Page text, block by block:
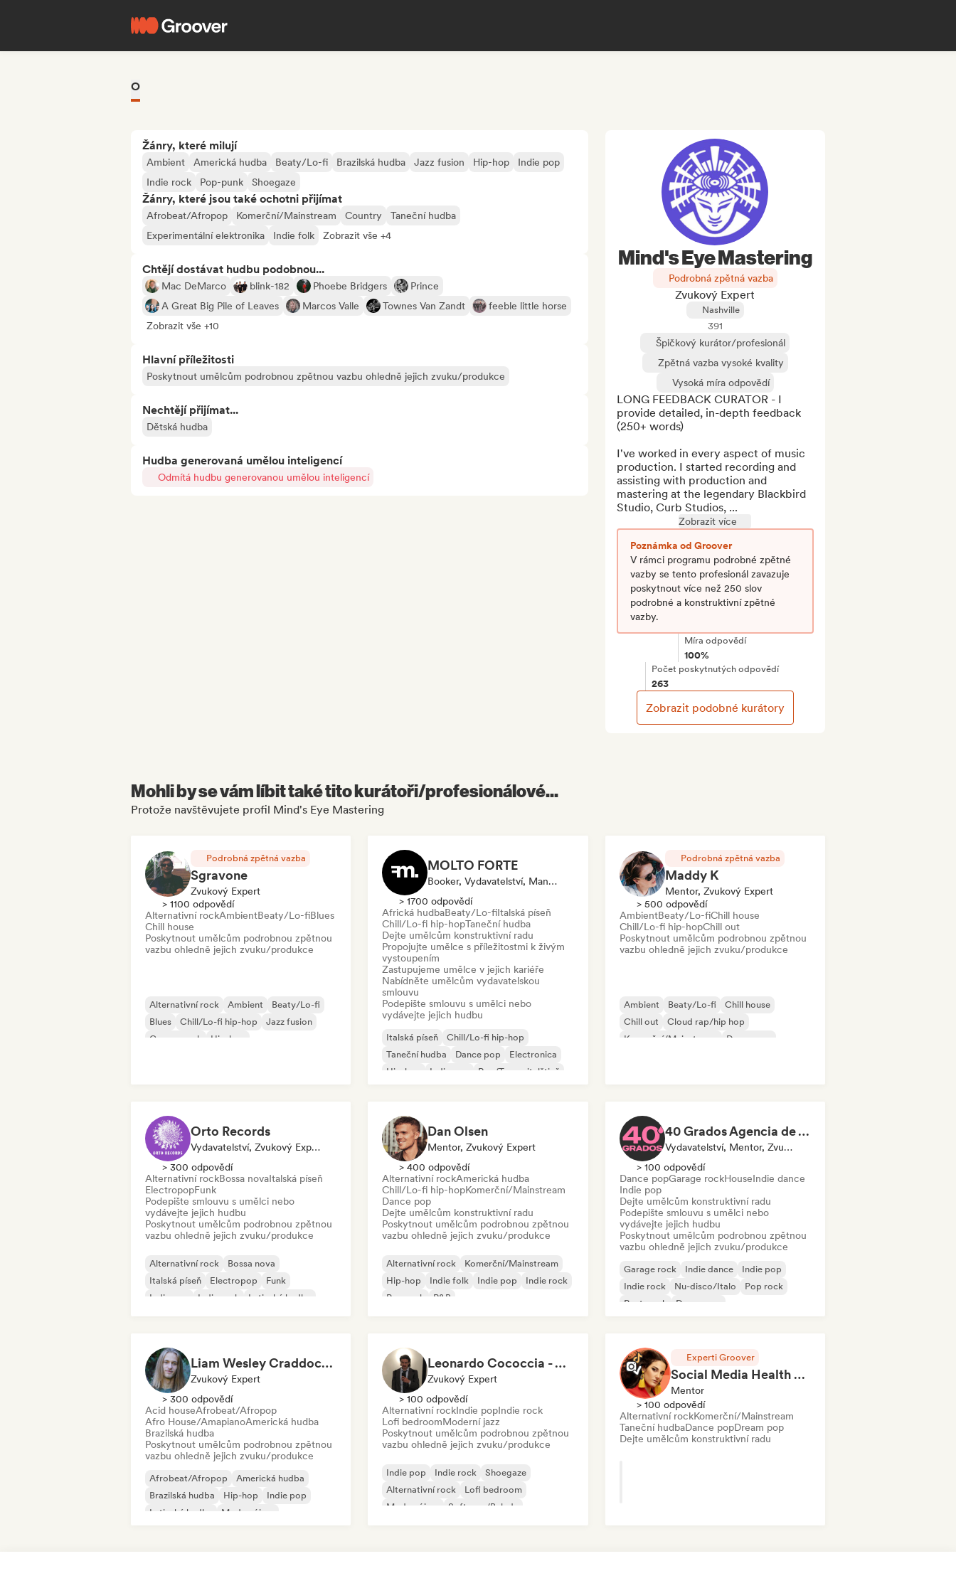
O
Žánry, které milují
Ambient Americká hudba Beaty/Lo-fi Brazilská hudba Jazz fusion Hip-hop
Indie pop
Indie rock
Pop-punk Shoegaze
Žánry, které jsou také ochotni přijímat
Afrobeat/Afropop Komerční/Mainstream Country
Taneční hudba
Experimentální elektronika
Indie folk Zobrazit vše +4
Chtějí dostávat hudbu podobnou...
Mac DeMarco blink-182 Phoebe Bridgers
Prince
A Great Big Pile of Leaves
Marcos Valle Townes Van Zandt
feeble little horse
Zobrazit vše +10
Hlavní příležitosti
Poskytnout umělcům podrobnou zpětnou vazbu ohledně jejich zvuku/produkce
Nechtějí přijímat...
Dětská hudba
Hudba generovaná umělou inteligencí
Odmítá hudbu generovanou umělou inteligencí
Mind's Eye Mastering
Podrobná zpětná vazba
Zvukový Expert
Nashville
391
Špičkový kurátor/profesionál
Zpětná vazba vysoké kvality
Vysoká míra odpovědí
LONG FEEDBACK CURATOR - I
provide detailed, in-depth feedback
(250+ words)
I've worked in every aspect of music
production. I started recording and
assisting with production and
mastering at the legendary Blackbird
Studio, Curb Studios, ...
Zobrazit více
Poznámka od Groover
V rámci programu podrobné zpětné
vazby se tento profesionál zavazuje
poskytnout více než 250 slov
podrobné a konstruktivní zpětné
vazby.
Míra odpovědí
100%
Počet poskytnutých odpovědí
263
Zobrazit podobné kurátory
Mohli by se vám líbit také tito kurátoři/profesionálové...
Protože navštěvujete profil Mind's Eye Mastering
Podrobná zpětná vazba
Sgravone
Zvukový Expert
> 1100 odpovědí
Alternativní rockAmbientBeaty/Lo-fiBlues
Chill house
Poskytnout umělcům podrobnou zpětnou
vazbu ohledně jejich zvuku/produkce
Alternativní rock Ambient
Beaty/Lo-fi
Blues
Chill/Lo-fi hip-hop
Jazz fusion
Garage rock
Hip-hop
MOLTO FORTE
Booker, Vydavatelství, Manažer, Mentor, Vydavatel
> 1700 odpovědí
Africká hudbaBeaty/Lo-fiItalská píseň
Chill/Lo-fi hip-hopTaneční hudba
Dejte umělcům konstruktivní radu
Propojujte umělce s příležitostmi k živým
vystoupením
Zastupujeme umělce v jejich kariéře
Nabídněte umělcům vydavatelskou
smlouvu
Podepište smlouvu s umělci nebo
vydávejte jejich hudbu
Italská píseň
Chill/Lo-fi hip-hop
Taneční hudba
Dance pop
Electronica
Hip-hop
Indie pop Rap/Trap v italštině
Podrobná zpětná vazba
Maddy K
Mentor, Zvukový Expert
> 500 odpovědí
AmbientBeaty/Lo-fiChill house
Chill/Lo-fi hip-hopChill out
Poskytnout umělcům podrobnou zpětnou
vazbu ohledně jejich zvuku/produkce
Ambient Beaty/Lo-fi
Chill house
Chill out
Cloud rap/hip hop
Komerční/Mainstream
Dance pop
Orto Records
Vydavatelství, Zvukový Expert
> 300 odpovědí
Alternativní rockBossa novaItalská píseň
ElectropopFunk
Podepište smlouvu s umělci nebo
vydávejte jejich hudbu
Poskytnout umělcům podrobnou zpětnou
vazbu ohledně jejich zvuku/produkce
Alternativní rock
Bossa nova
Italská píseň
Electropop
Funk
Indie pop
Indie rock Latinská hudba
Dan Olsen
Mentor, Zvukový Expert
> 400 odpovědí
Alternativní rockAmerická hudba
Chill/Lo-fi hip-hopKomerční/Mainstream
Dance pop
Dejte umělcům konstruktivní radu
Poskytnout umělcům podrobnou zpětnou
vazbu ohledně jejich zvuku/produkce
Alternativní rock
Komerční/Mainstream
Hip-hop
Indie folk Indie pop
Indie rock
Pop rock
R&B
40 Grados Agencia de Artistas
Vydavatelství, Mentor, Zvukový Expert
> 100 odpovědí
Dance popGarage rockHouseIndie dance
Indie pop
Dejte umělcům konstruktivní radu
Podepište smlouvu s umělci nebo
vydávejte jejich hudbu
Poskytnout umělcům podrobnou zpětnou
vazbu ohledně jejich zvuku/produkce
Garage rock Indie dance
Indie pop
Indie rock
Nu-disco/Italo
Pop rock
Post-punk
Dance pop
Liam Wesley Craddock (Wally’s HydeOut @ Hyde Street Studios)
Zvukový Expert
> 300 odpovědí
Acid houseAfrobeat/Afropop
Afro House/AmapianoAmerická hudba
Brazilská hudba
Poskytnout umělcům podrobnou zpětnou
vazbu ohledně jejich zvuku/produkce
Afrobeat/Afropop
Americká hudba
Brazilská hudba
Hip-hop
Indie pop
Latinská hudba
Moderní jazz
Leonardo Cococcia - Video Feedback
Zvukový Expert
> 100 odpovědí
Alternativní rockIndie popIndie rock
Lofi bedroomModerní jazz
Poskytnout umělcům podrobnou zpětnou
vazbu ohledně jejich zvuku/produkce
Indie pop Indie rock
Shoegaze
Alternativní rock
Lofi bedroom
Moderní jazz
Soft pop/Balada
Experti Groover
Social Media Health Check
Mentor
> 100 odpovědí
Alternativní rockKomerční/Mainstream
Taneční hudbaDance popDream pop
Dejte umělcům konstruktivní radu